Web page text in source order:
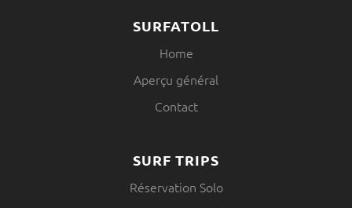
SURFATOLL
Home
Aperçu général
Contact
SURF TRIPS
Réservation Solo